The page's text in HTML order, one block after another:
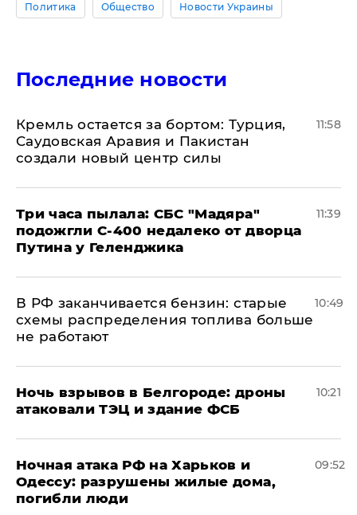
Политика Общество Новости Украины
Последние новости
​Кремль остается за бортом: Турция,
Саудовская Аравия и Пакистан
создали новый центр силы
11:58
Три часа пылала: СБС "Мадяра"
подожгли С-400 недалеко от дворца
Путина у Геленджика
11:39
​В РФ заканчивается бензин: старые
схемы распределения топлива больше
не работают
10:49
​Ночь взрывов в Белгороде: дроны
атаковали ТЭЦ и здание ФСБ
10:21
​Ночная атака РФ на Харьков и
Одессу: разрушены жилые дома,
погибли люди
09:52